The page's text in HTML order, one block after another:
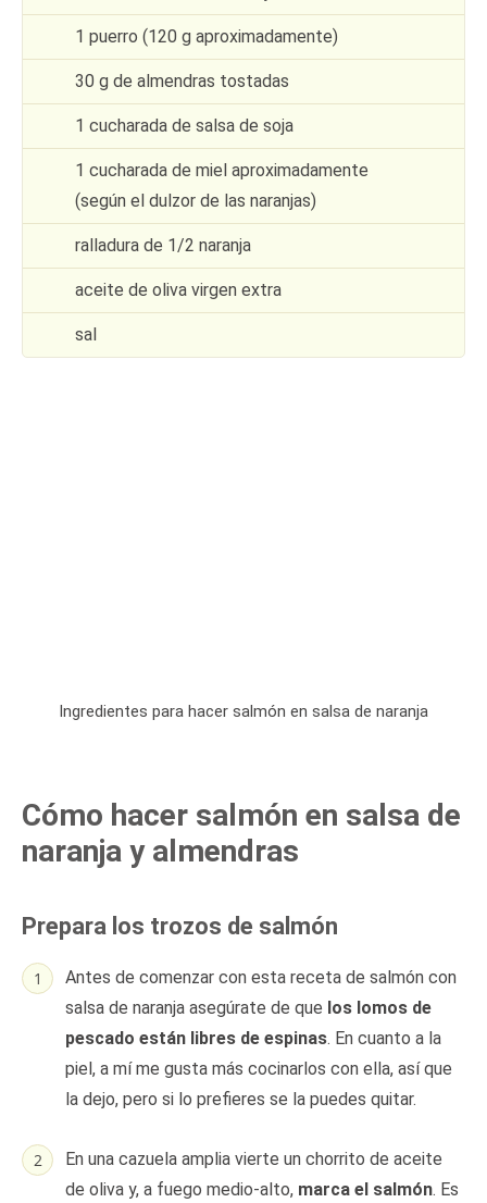
1 puerro (120 g aproximadamente)
30 g de almendras tostadas
1 cucharada de salsa de soja
1 cucharada de miel aproximadamente
(según el dulzor de las naranjas)
ralladura de 1/2 naranja
aceite de oliva virgen extra
sal
Ingredientes para hacer salmón en salsa de naranja
Cómo hacer salmón en salsa de
naranja y almendras
Prepara los trozos de salmón
Antes de comenzar con esta receta de salmón con
salsa de naranja asegúrate de que los lomos de
pescado están libres de espinas. En cuanto a la
piel, a mí me gusta más cocinarlos con ella, así que
la dejo, pero si lo prefieres se la puedes quitar.
En una cazuela amplia vierte un chorrito de aceite
de oliva y, a fuego medio-alto, marca el salmón. Es